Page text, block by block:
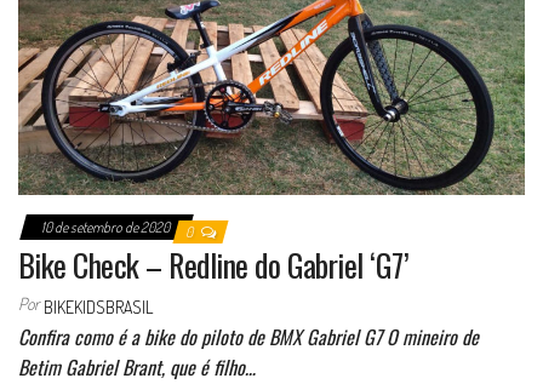
10 de setembro de 2020 0
Bike Check – Redline do Gabriel ‘G7’
Por BIKEKIDSBRASIL
Confira como é a bike do piloto de BMX Gabriel G7 O mineiro de
Betim Gabriel Brant, que é filho…